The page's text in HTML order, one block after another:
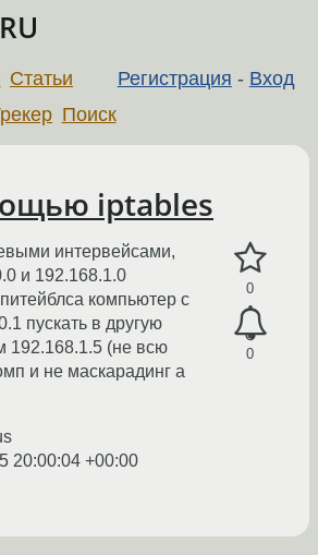
Регистрация - Вход
Статьи
Поиск
iptables
0
0
интервейсами,
и 192.168.1.0
компьютер с
пускать в другую
192.168.1.5 (не всю
и не маскарадинг а
20:00:04 +00:00